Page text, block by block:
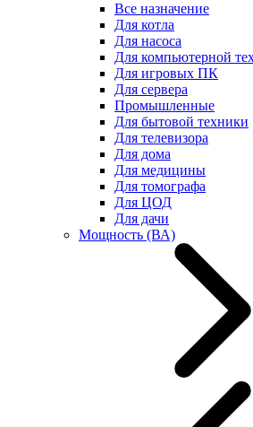
Все назначение
Для котла
Для насоса
Для компьютерной
Для игровых ПК
Для сервера
Промышленные
Для бытовой техники
Для телевизора
Для дома
Для медицины
Для томографа
Для ЦОД
Для дачи
Мощность (ВА)